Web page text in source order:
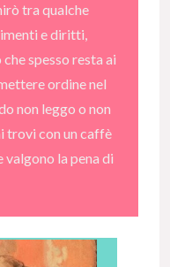
tra qualche
e diritti,
spesso resta ai
ordine nel
non leggo o non
trovi con un caffè
valgono la pena di